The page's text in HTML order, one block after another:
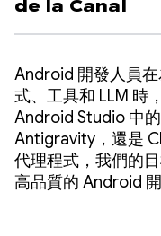
de la Canal
Android 開發人員
式、工具和 LLM 時
Android Studio 中
Antigravity，還是
代理程式，我們的
高品質的 Android 開